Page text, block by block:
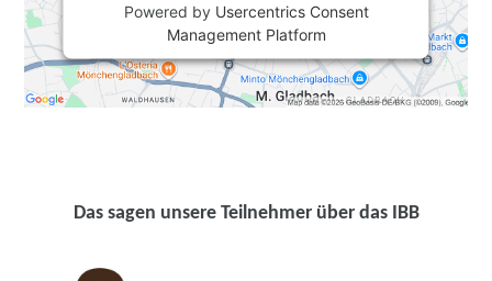
Powered by Usercentrics Consent
Management Platform
Das sagen unsere Teilnehmer über das IBB